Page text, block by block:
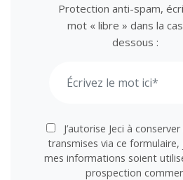
Protection anti-spam,
mot « libre » dans la
dessous :
J’autorise Jeci à
transmises via ce formulaire,
mes informations soient
prospection